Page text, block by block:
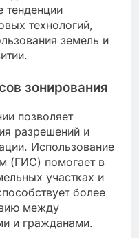
тенденции
технологий,
земель и
зонирования
позволяет
разрешений и
Использование
(ГИС) помогает в
участках и
более
между
и гражданами.